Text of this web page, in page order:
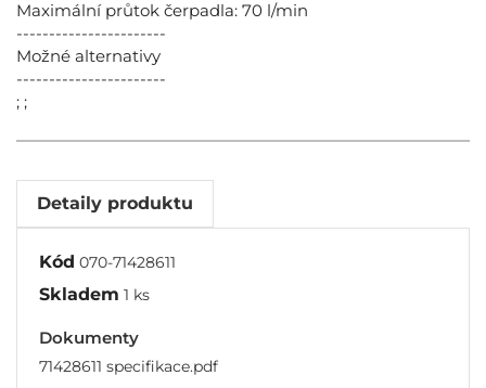
Maximální průtok čerpadla: 70 l/min
-----------------------
Možné alternativy
-----------------------
; ;
Detaily produktu
Kód 070-71428611
Skladem 1 ks
Dokumenty
71428611 specifikace.pdf